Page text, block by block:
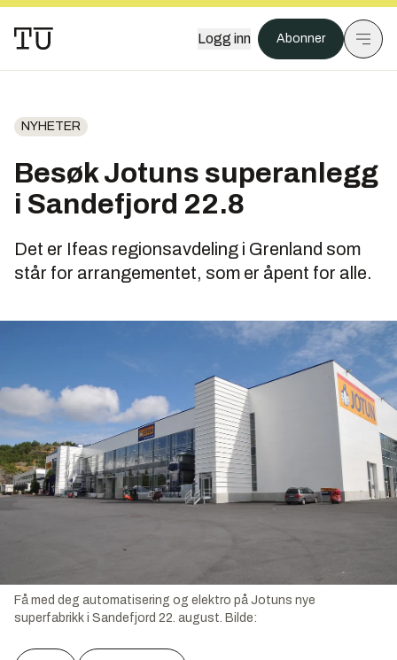
Logg inn Abonner
NYHETER
Besøk Jotuns superanlegg
i Sandefjord 22.8
Det er Ifeas regionsavdeling i Grenland som
står for arrangementet, som er åpent for alle.
Få med deg automatisering og elektro på Jotuns nye
superfabrikk i Sandefjord 22. august. Bilde: